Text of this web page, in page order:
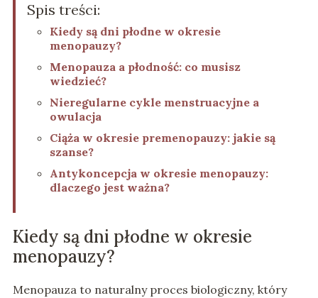
Spis treści:
Kiedy są dni płodne w okresie
menopauzy?
Menopauza a płodność: co musisz
wiedzieć?
Nieregularne cykle menstruacyjne a
owulacja
Ciąża w okresie premenopauzy: jakie są
szanse?
Antykoncepcja w okresie menopauzy:
dlaczego jest ważna?
Kiedy są dni płodne w okresie
menopauzy?
Menopauza to naturalny proces biologiczny, który